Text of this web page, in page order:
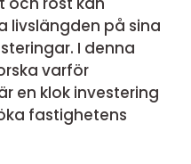
livslängden på sina
I denna
varför
en klok investering
fastighetens